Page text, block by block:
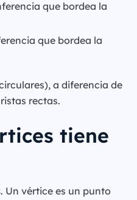
que bordea la
que bordea la
a diferencia de
rectas.
tiene
. Un vértice es un punto